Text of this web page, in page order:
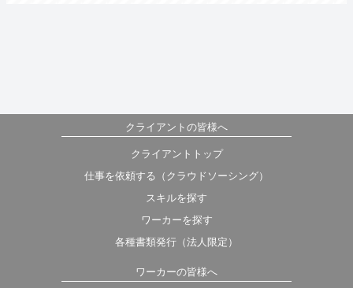
クライアントの皆様へ
クライアントトップ
仕事を依頼する（クラウドソーシング）
スキルを探す
ワーカーを探す
各種書類発行（法人限定）
ワーカーの皆様へ